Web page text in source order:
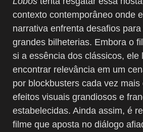
contexto contemporâneo onde
narrativa enfrenta desafios
grandes bilheterias. Embora o
si a essência dos clássicos, ele
encontrar relevância em um
por blockbusters cada vez
efeitos visuais grandiosos e
estabelecidas. Ainda assim, é
filme que aposta no diálogo